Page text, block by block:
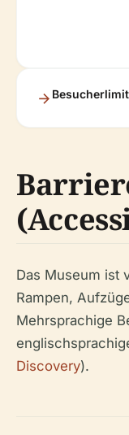
Das Museum ist
Rampen,
Mehrsprachige
Discovery).